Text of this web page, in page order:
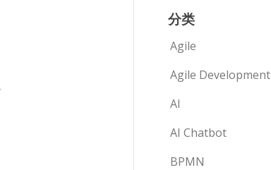
分类
Agile
Agile Development
AI
AI Chatbot
BPMN